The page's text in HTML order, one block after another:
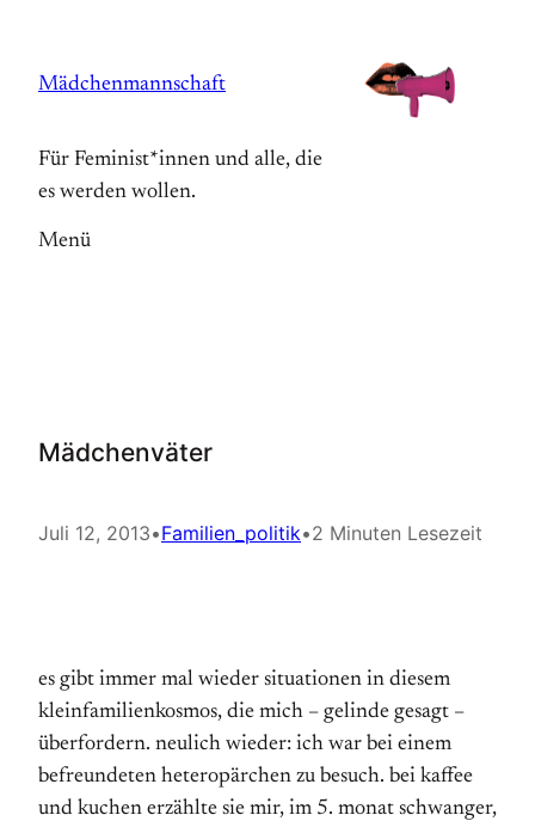
springen
Mädchenmannschaft
Für Feminist*innen und alle, die
es werden wollen.
Menü
Mädchenväter
Juli 12, 2013•Familien_politik•2 Minuten Lesezeit
es gibt immer mal wieder situationen in diesem
kleinfamilienkosmos, die mich – gelinde gesagt –
überfordern. neulich wieder: ich war bei einem
befreundeten heteropärchen zu besuch. bei kaffee
und kuchen erzählte sie mir, im 5. monat schwanger,